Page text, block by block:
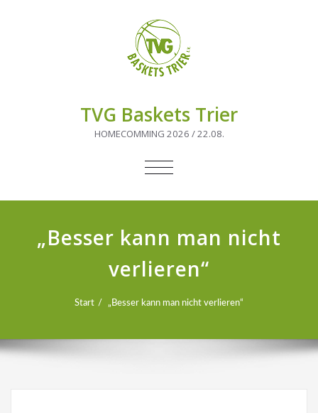
TVG Baskets Trier
HOMECOMMING 2026 / 22.08.
NAVIGATION
„Besser kann man nicht
verlieren“
Start „Besser kann man nicht verlieren“